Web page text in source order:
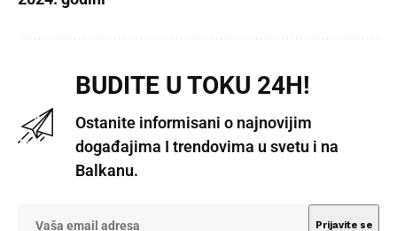
BUDITE U TOKU 24H!
Ostanite informisani o najnovijim
događajima I trendovima u svetu i na
Balkanu.